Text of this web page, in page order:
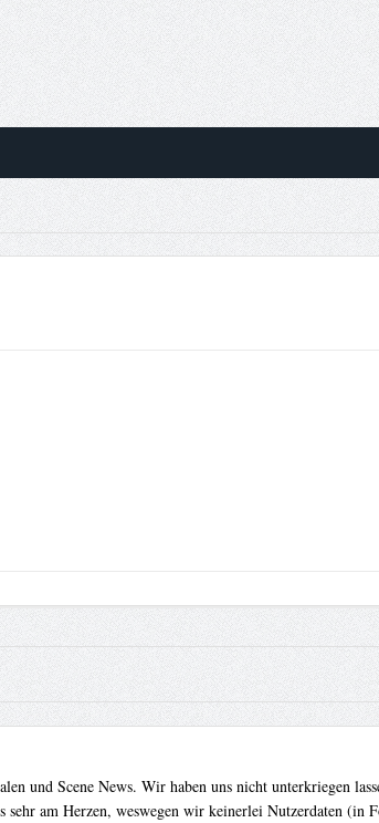
und Scene News. Wir haben uns nicht unterkriegen
am Herzen, weswegen wir keinerlei Nutzerdaten (in